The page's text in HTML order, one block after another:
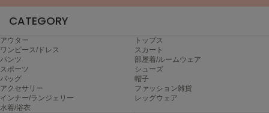
URBAN RESEARCH ROSSO
USAGI Books
ウサギブックス
USAGI Gallery
ウサギギャラリー
CATEGORY
アウター
トップス
ワンピース/ドレス
スカート
パンツ
部屋着/ルームウェア
スポーツ
シューズ
バッグ
帽子
アクセサリー
ファッション雑貨
インナー/ランジェリー
レッグウェア
水着/浴衣